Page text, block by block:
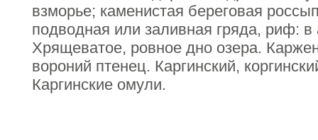
взморье; каменистая береговая
подводная или заливная гряда, риф: в
Хрящеватое, ровное дно озера.
вороний птенец. Каргинский,
Каргинские омули.